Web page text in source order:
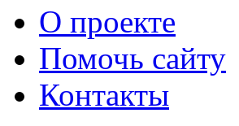
О проекте
Помочь сайту
Контакты